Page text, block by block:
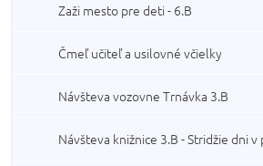
Zaži mesto pre deti - 6.B
Čmeľ učiteľ a usilovné včielky
Návšteva vozovne Trnávka 3.B
Návšteva knižnice 3.B - Stridžie dni